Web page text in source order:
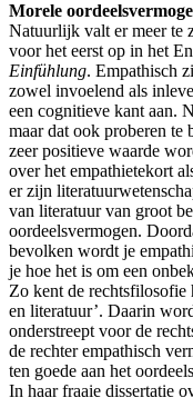
Morele
Natuurlijk valt er meer te
voor het eerst op in het
Einfühlung. Empathisch
zowel invoelend als
een cognitieve kant aan.
maar dat ook proberen te
zeer positieve waarde
over het empathietekort
er zijn
van literatuur van groot
oordeelsvermogen.
bevolken wordt je
je hoe het is om een
Zo kent de rechtsfilosofie
en literatuur’. Daarin
onderstreept voor de
de rechter empathisch
ten goede aan het
In haar fraaie dissertatie